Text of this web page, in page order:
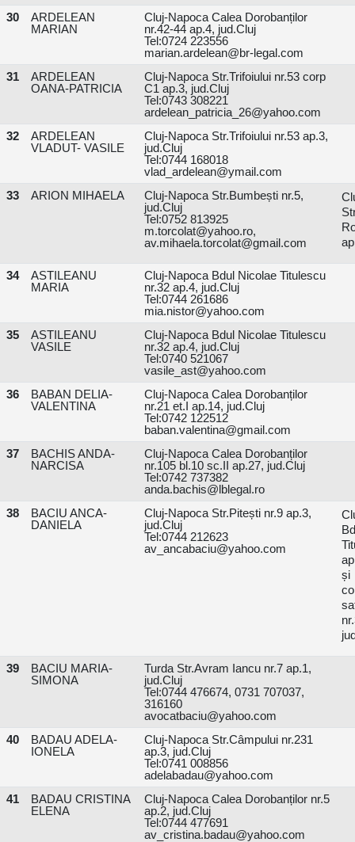
30
ARDELEAN
MARIAN
Cluj-Napoca Calea Dorobanților
nr.42-44 ap.4, jud.Cluj
Tel:0724 223556
marian.ardelean@br-legal.com
31
ARDELEAN
OANA-PATRICIA
Cluj-Napoca Str.Trifoiului nr.53 corp
C1 ap.3, jud.Cluj
Tel:0743 308221
ardelean_patricia_26@yahoo.com
32
ARDELEAN
VLADUT- VASILE
Cluj-Napoca Str.Trifoiului nr.53 ap.3,
jud.Cluj
Tel:0744 168018
vlad_ardelean@ymail.com
33
ARION MIHAELA
Cluj-Napoca Str.Bumbești nr.5,
jud.Cluj
Tel:0752 813925
m.torcolat@yahoo.ro,
av.mihaela.torcolat@gmail.com
34
ASTILEANU
MARIA
Cluj-Napoca Bdul Nicolae Titulescu
nr.32 ap.4, jud.Cluj
Tel:0744 261686
mia.nistor@yahoo.com
35
ASTILEANU
VASILE
Cluj-Napoca Bdul Nicolae Titulescu
nr.32 ap.4, jud.Cluj
Tel:0740 521067
vasile_ast@yahoo.com
36
BABAN DELIA-
VALENTINA
Cluj-Napoca Calea Dorobanților
nr.21 et.I ap.14, jud.Cluj
Tel:0742 122512
baban.valentina@gmail.com
37
BACHIS ANDA-
NARCISA
Cluj-Napoca Calea Dorobanților
nr.105 bl.10 sc.II ap.27, jud.Cluj
Tel:0742 737382
anda.bachis@lblegal.ro
38
BACIU ANCA-
DANIELA
Cluj-Napoca Str.Pitești nr.9 ap.3,
jud.Cluj
Tel:0744 212623
av_ancabaciu@yahoo.com
și
39
BACIU MARIA-
SIMONA
Turda Str.Avram Iancu nr.7 ap.1,
jud.Cluj
Tel:0744 476674, 0731 707037,
316160
avocatbaciu@yahoo.com
40
BADAU ADELA-
IONELA
Cluj-Napoca Str.Câmpului nr.231
ap.3, jud.Cluj
Tel:0741 008856
adelabadau@yahoo.com
41
BADAU CRISTINA
ELENA
Cluj-Napoca Calea Dorobanților nr.5
ap.2, jud.Cluj
Tel:0744 477691
av_cristina.badau@yahoo.com